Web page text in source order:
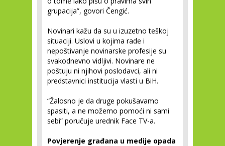
grupacija”, govori Čengić.
Novinari kažu da su u izuzetno teškoj
situaciji. Uslovi u kojima rade i
nepoštivanje novinarske profesije su
svakodnevno vidljivi. Novinare ne
poštuju ni njihovi poslodavci, ali ni
predstavnici institucija vlasti u BiH.
“Žalosno je da druge pokušavamo
spasiti, a ne možemo pomoći ni sami
sebi” poručuje urednik Face TV-a.
Povjerenje građana u medije opada